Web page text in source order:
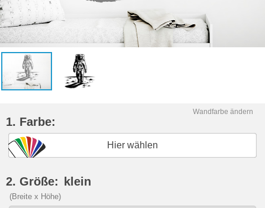
Wandfarbe ändern
1. Farbe:
Hier wählen
2. Größe: klein
(Breite x Höhe)